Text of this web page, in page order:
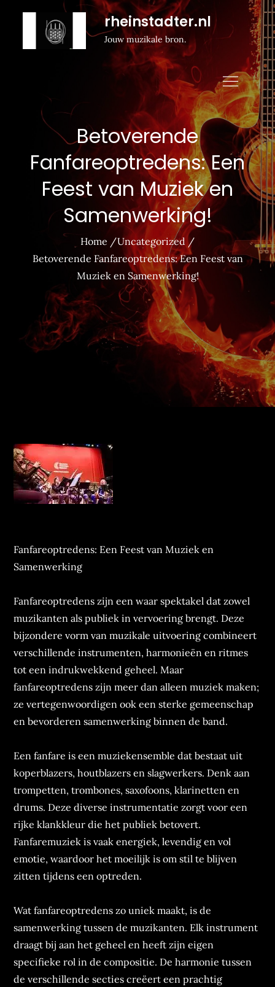
rheinstadter.nl
Jouw muzikale bron.
Betoverende
Fanfareoptredens: Een
Feest van Muziek en
Samenwerking!
Home
Uncategorized
Betoverende Fanfareoptredens: Een Feest van
Muziek en Samenwerking!
Fanfareoptredens: Een Feest van Muziek en
Samenwerking
Fanfareoptredens zijn een waar spektakel dat zowel
muzikanten als publiek in vervoering brengt. Deze
bijzondere vorm van muzikale uitvoering combineert
verschillende instrumenten, harmonieën en ritmes
tot een indrukwekkend geheel. Maar
fanfareoptredens zijn meer dan alleen muziek maken;
ze vertegenwoordigen ook een sterke gemeenschap
en bevorderen samenwerking binnen de band.
Een fanfare is een muziekensemble dat bestaat uit
koperblazers, houtblazers en slagwerkers. Denk aan
trompetten, trombones, saxofoons, klarinetten en
drums. Deze diverse instrumentatie zorgt voor een
rijke klankkleur die het publiek betovert.
Fanfaremuziek is vaak energiek, levendig en vol
emotie, waardoor het moeilijk is om stil te blijven
zitten tijdens een optreden.
Wat fanfareoptredens zo uniek maakt, is de
samenwerking tussen de muzikanten. Elk instrument
draagt bij aan het geheel en heeft zijn eigen
specifieke rol in de compositie. De harmonie tussen
de verschillende secties creëert een prachtig